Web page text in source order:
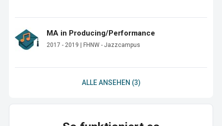
MA in Producing/Performance
2017 - 2019 | FHNW - Jazzcampus
ALLE ANSEHEN (3)